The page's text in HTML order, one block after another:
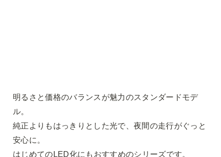
明るさと価格のバランスが魅力のスタンダードモデ
ル。
純正よりもはっきりとした光で、夜間の走行がぐっと
安心に。
はじめてのLED化にもおすすめのシリーズです。